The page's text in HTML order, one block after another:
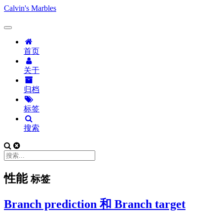
Calvin's Marbles
首页
关于
归档
标签
搜索
性能标签
Branch prediction 和 Branch target